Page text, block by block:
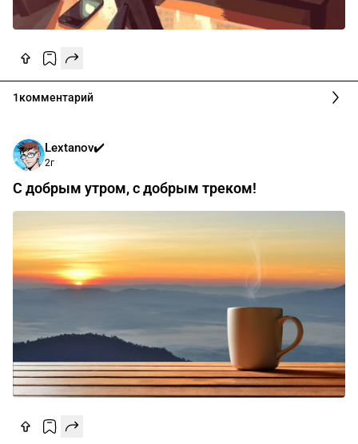
1комментарий
Lextanov✔️
2г
С добрым утром, с добрым треком!